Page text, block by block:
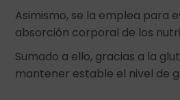
Asimismo, se la emplea para
absorción corporal de los
Sumado a ello, gracias a la
mantener estable el nivel de